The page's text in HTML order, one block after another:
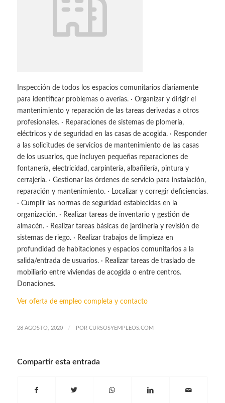
Inspección de todos los espacios comunitarios diariamente
para identificar problemas o averías. · Organizar y dirigir el
mantenimiento y reparación de las tareas derivadas a otros
profesionales. · Reparaciones de sistemas de plomería,
eléctricos y de seguridad en las casas de acogida. · Responder
a las solicitudes de servicios de mantenimiento de las casas
de los usuarios, que incluyen pequeñas reparaciones de
fontanería, electricidad, carpintería, albañilería, pintura y
cerrajería. · Gestionar las órdenes de servicio para instalación,
reparación y mantenimiento. · Localizar y corregir deficiencias.
· Cumplir las normas de seguridad establecidas en la
organización. · Realizar tareas de inventario y gestión de
almacén. · Realizar tareas básicas de jardinería y revisión de
sistemas de riego. · Realizar trabajos de limpieza en
profundidad de habitaciones y espacios comunitarios a la
salida/entrada de usuarios. · Realizar tareas de traslado de
mobiliario entre viviendas de acogida o entre centros.
Donaciones.
Ver oferta de empleo completa y contacto
28 AGOSTO, 2020 / POR CURSOSYEMPLEOS.COM
Compartir esta entrada